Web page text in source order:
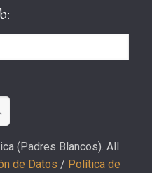
(Padres Blancos). All
de Datos / Política de